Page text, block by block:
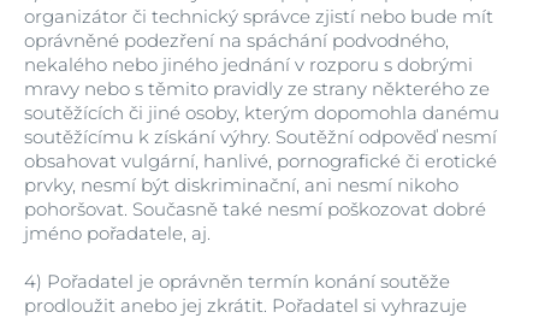
organizátor či technický správce zjistí nebo bude mít
oprávněné podezření na spáchání podvodného,
nekalého nebo jiného jednání v rozporu s dobrými
mravy nebo s těmito pravidly ze strany některého ze
soutěžících či jiné osoby, kterým dopomohla danému
soutěžícímu k získání výhry. Soutěžní odpověď nesmí
obsahovat vulgární, hanlivé, pornografické či erotické
prvky, nesmí být diskriminační, ani nesmí nikoho
pohoršovat. Současně také nesmí poškozovat dobré
jméno pořadatele, aj.
4) Pořadatel je oprávněn termín konání soutěže
prodloužit anebo jej zkrátit. Pořadatel si vyhrazuje